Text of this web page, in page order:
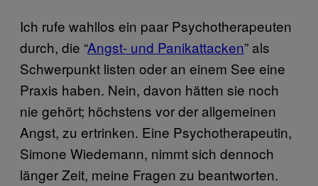
Ich rufe wahllos ein paar Psychotherapeuten
durch, die “Angst- und Panikattacken” als
Schwerpunkt listen oder an einem See eine
Praxis haben. Nein, davon hätten sie noch
nie gehört; höchstens vor der allgemeinen
Angst, zu ertrinken. Eine Psychotherapeutin,
Simone Wiedemann, nimmt sich dennoch
länger Zeit, meine Fragen zu beantworten.